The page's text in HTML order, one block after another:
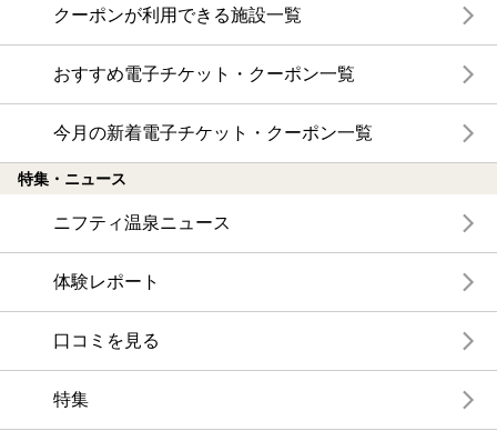
クーポンが利用できる施設一覧
おすすめ電子チケット・クーポン一覧
今月の新着電子チケット・クーポン一覧
特集・ニュース
ニフティ温泉ニュース
体験レポート
口コミを見る
特集